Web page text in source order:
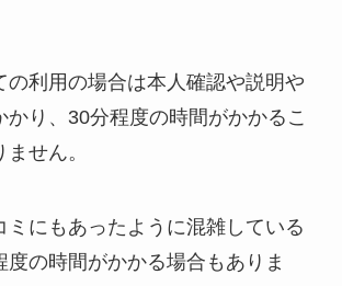
の利用の場合は本人確認や説明や
かり、30分程度の時間がかかるこ
せん。
ミにもあったように混雑している
度の時間がかかる場合もありま